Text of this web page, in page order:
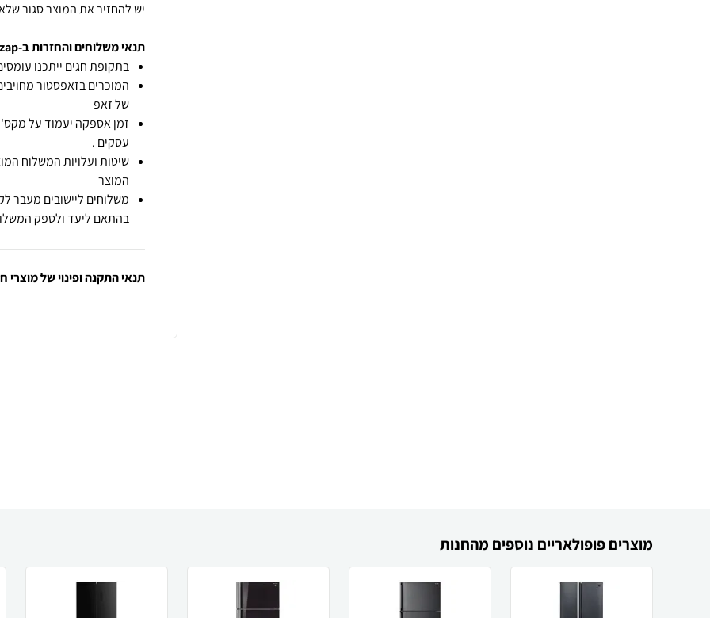
יש להחזיר את המוצר סגור
תנאי משלוחים והחזרות ב-zap
בתקופת חגים ייתכנו
המוכרים בזאפסטור
של זאפ
זמן אספקה יעמוד על מקס' 7 ימי עסקים מיום
עסקים .
שיטות ועלויות המשלוח
המוצר
משלוחים ליישובים מעבר
בהתאם ליעד ולספק
תנאי התקנה ופינוי של מוצרי
מוצרים פופולאריים נוספים מהחנות